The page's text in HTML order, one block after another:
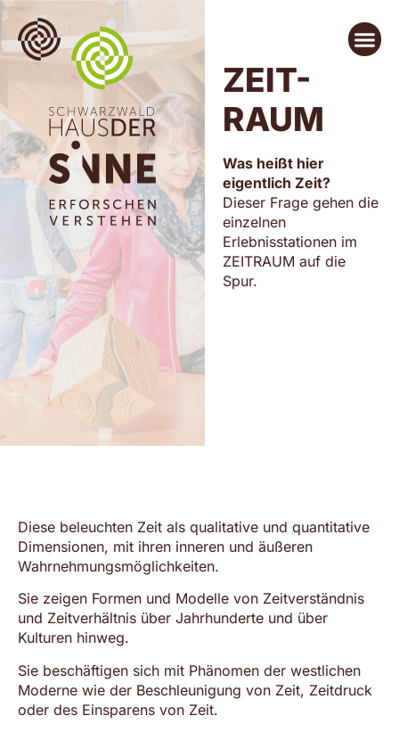
ZEIT-
RAUM
Was heißt hier
eigentlich Zeit?
Dieser Frage gehen die
einzelnen
Erlebnisstationen im
ZEITRAUM auf die
Spur.
Diese beleuchten Zeit als qualitative und quantitative
Dimensionen, mit ihren inneren und äußeren
Wahrnehmungsmöglichkeiten.
Sie zeigen Formen und Modelle von Zeitverständnis
und Zeitverhältnis über Jahrhunderte und über
Kulturen hinweg.
Sie beschäftigen sich mit Phänomen der westlichen
Moderne wie der Beschleunigung von Zeit, Zeitdruck
oder des Einsparens von Zeit.